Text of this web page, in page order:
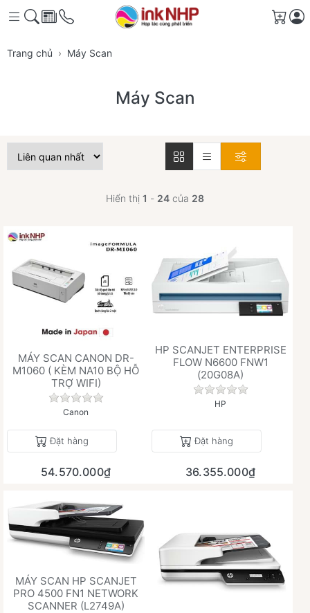
Giỏ
Trang chủ Máy Scan
Máy Scan
Hiển thị 1 - 24 của 28
MÁY SCAN CANON DR-
M1060 ( KÈM NA10 BỘ HỖ
TRỢ WIFI)
Chưa có đánh giá nào cho sản phẩm này.
Canon
Đặt hàng
54.570.000₫
HP SCANJET ENTERPRISE
FLOW N6600 FNW1
(20G08A)
Chưa có đánh giá
HP
Đặt hàng
36.355.000₫
MÁY SCAN HP SCANJET
PRO 4500 FN1 NETWORK
SCANNER (L2749A)